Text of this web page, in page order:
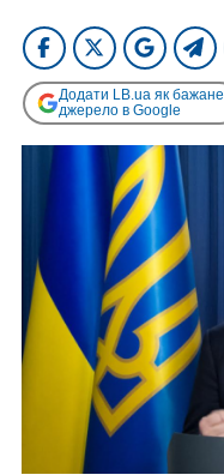
Додати LB.ua як бажане
джерело в Google